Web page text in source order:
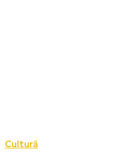
Cultură